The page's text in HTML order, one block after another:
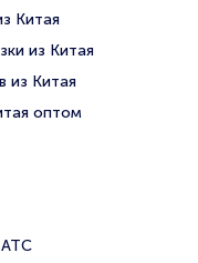
Китая
из Китая
из Китая
оптом
АТС